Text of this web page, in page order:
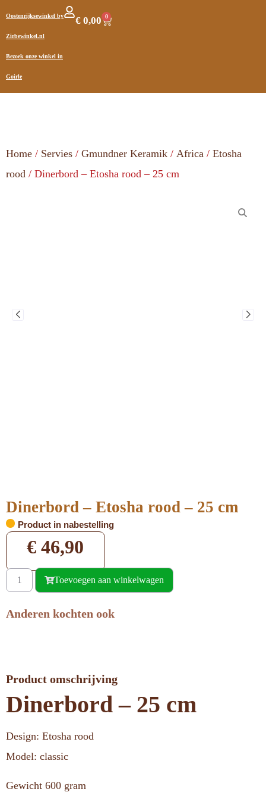
Oostenrijksewinkel by
Zirbewinkel.nl
Bezoek onze winkel in
Goirle
€ 0,00 0
Home / Servies / Gmundner Keramik / Africa / Etosha
rood / Dinerbord – Etosha rood – 25 cm
Dinerbord – Etosha rood – 25 cm
Product in nabestelling
€ 46,90
Toevoegen aan winkelwagen
Anderen kochten ook
Product omschrijving
Dinerbord – 25 cm
Design: Etosha rood
Model: classic
Gewicht 600 gram